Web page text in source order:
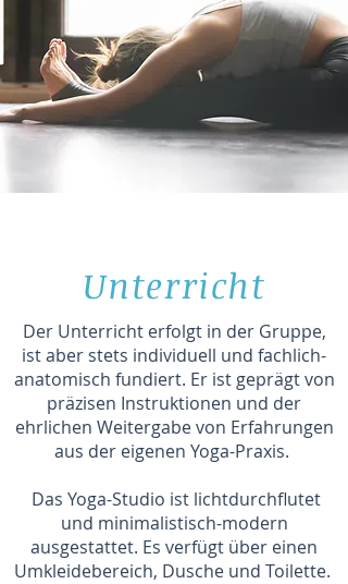
Unterricht
Der Unterricht erfolgt in der Gruppe,
ist aber stets individuell und fachlich-
anatomisch fundiert. Er ist geprägt von
präzisen Instruktionen und der
ehrlichen Weitergabe von Erfahrungen
aus der eigenen Yoga-Praxis.
Das Yoga-Studio ist lichtdurchflutet
und minimalistisch-modern
ausgestattet. Es verfügt über einen
Umkleidebereich, Dusche und Toilette.